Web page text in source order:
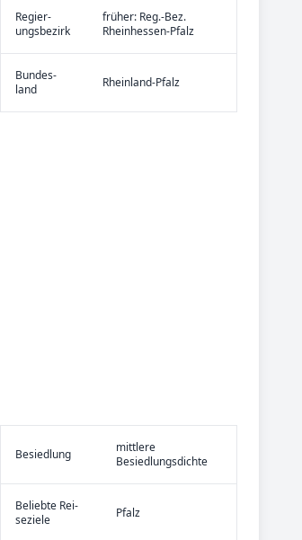
Re­gier­
ungs­bezirk
früher: Reg.-Bez.
Rheinhessen-Pfalz
Bundes­
land
Rheinland-Pfalz
Be­sied­lung
mittlere
Besiedlungsdichte
Be­lieb­te Rei­
se­zie­le
Pfalz